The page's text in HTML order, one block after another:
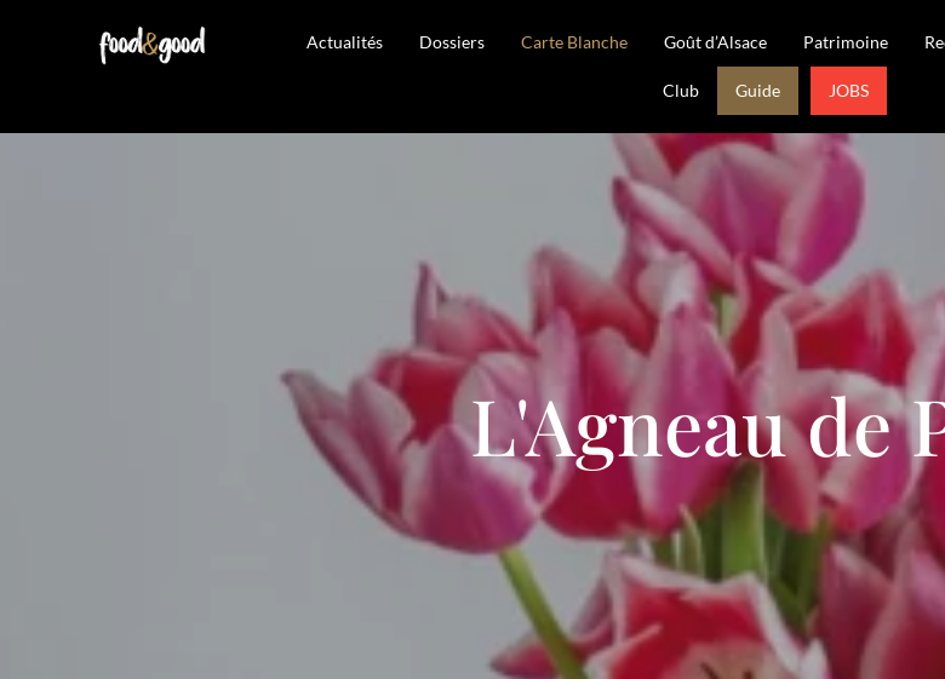
Actualités Dossiers Carte Blanche Goût d’Alsace Patrimoine
Club Guide JOBS
L'Agneau de